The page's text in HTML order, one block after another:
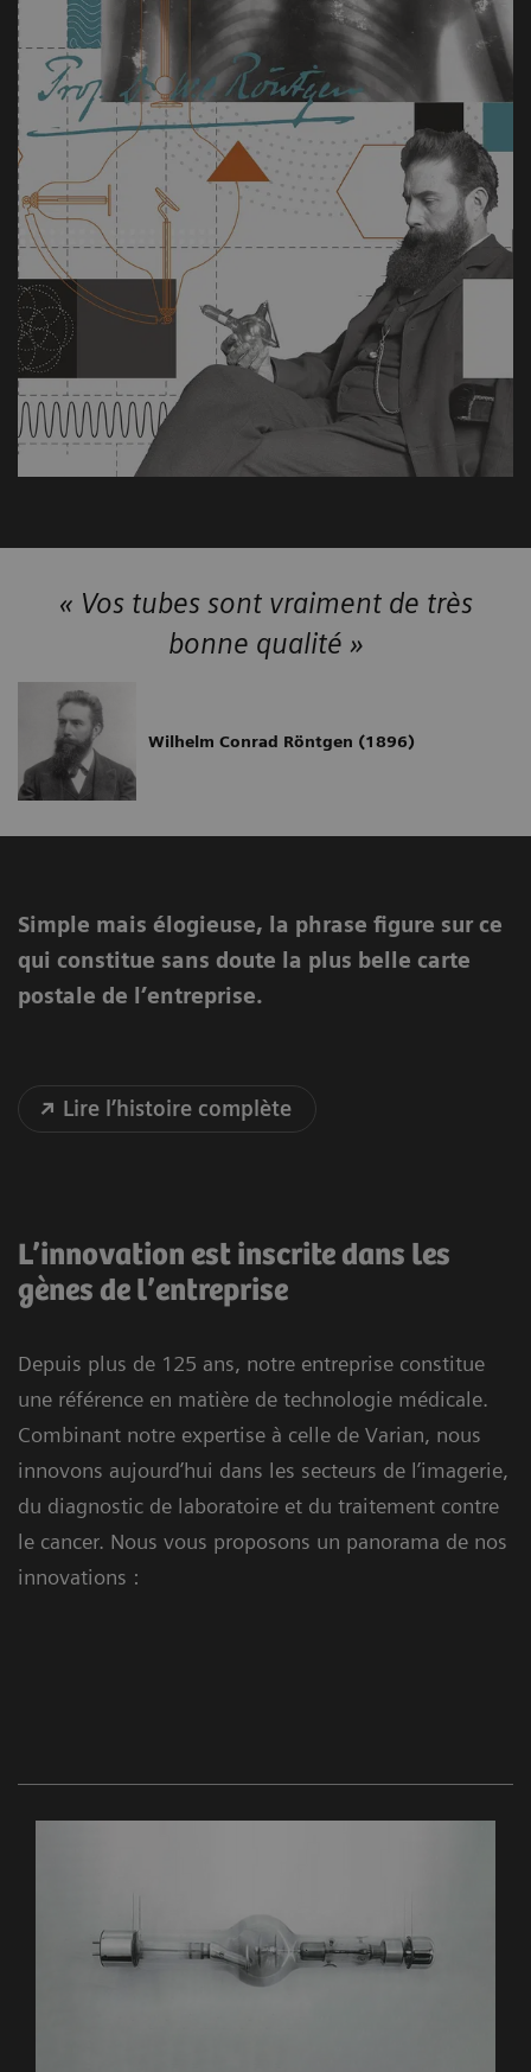
« Vos tubes sont vraiment de très
bonne qualité »
Wilhelm Conrad Röntgen (1896)
Simple mais élogieuse, la phrase figure sur ce
qui constitue sans doute la plus belle carte
postale de l’entreprise.
Lire l’histoire complète
L’innovation est inscrite dans les
gènes de l’entreprise
Depuis plus de 125 ans, notre entreprise constitue
une référence en matière de technologie médicale.
Combinant notre expertise à celle de Varian, nous
innovons aujourd’hui dans les secteurs de l’imagerie,
du diagnostic de laboratoire et du traitement contre
le cancer. Nous vous proposons un panorama de nos
innovations :